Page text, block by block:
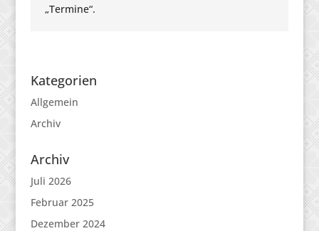
„Termine“.
Kategorien
Allgemein
Archiv
Archiv
Juli 2026
Februar 2025
Dezember 2024